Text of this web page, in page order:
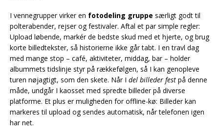
I vennegrupper virker en fotodeling gruppe særligt godt til
polterabender, rejser og festivaler. Aftal et par simple regler:
Upload løbende, markér de bedste skud med et hjerte, og brug
korte billedtekster, så historierne ikke går tabt. I en travl dag
med mange stop – café, aktiviteter, middag, bar – holder
albummets tidslinje styr på rækkefølgen, så I kan genopleve
turen nøjagtigt, som den skete. Når I del billeder fest på denne
måde, undgår I kaosset med spredte billeder på diverse
platforme. Et plus er muligheden for offline-kø: Billeder kan
markeres til upload og sendes automatisk, når telefonen igen
har net.